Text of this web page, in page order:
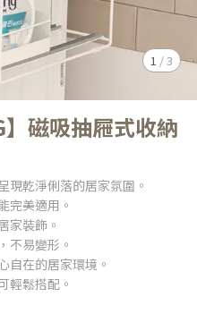
1 /3
】磁吸抽屜式收納
現乾淨俐落的居家氛圍。
完美適用。
家裝飾。
不易變形。
自在的居家環境。
輕鬆搭配。